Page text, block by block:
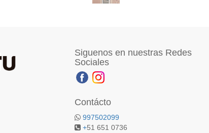
Siguenos en nuestras Redes
Sociales
Contácto
997502099
+51 651 0736